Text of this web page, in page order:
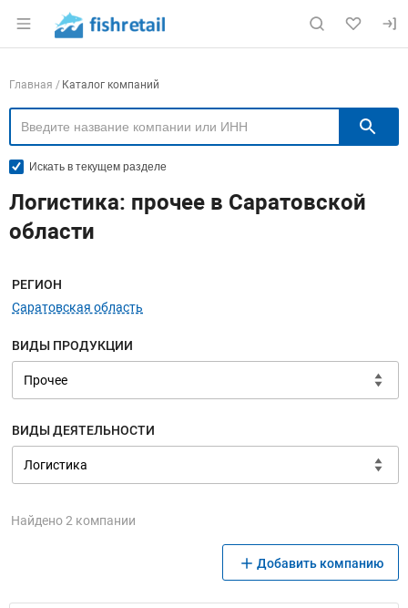
Раздел навигации по сайту fishretail.ru
Навигация по компаниям
Главная Каталог компаний
Искать в текущем разделе
Логистика: прочее в Саратовской
области
Меню навигации
РЕГИОН
Саратовская область
ВИДЫ ПРОДУКЦИИ
ВИДЫ ДЕЯТЕЛЬНОСТИ
Найдено 2 компании
Добавить компанию